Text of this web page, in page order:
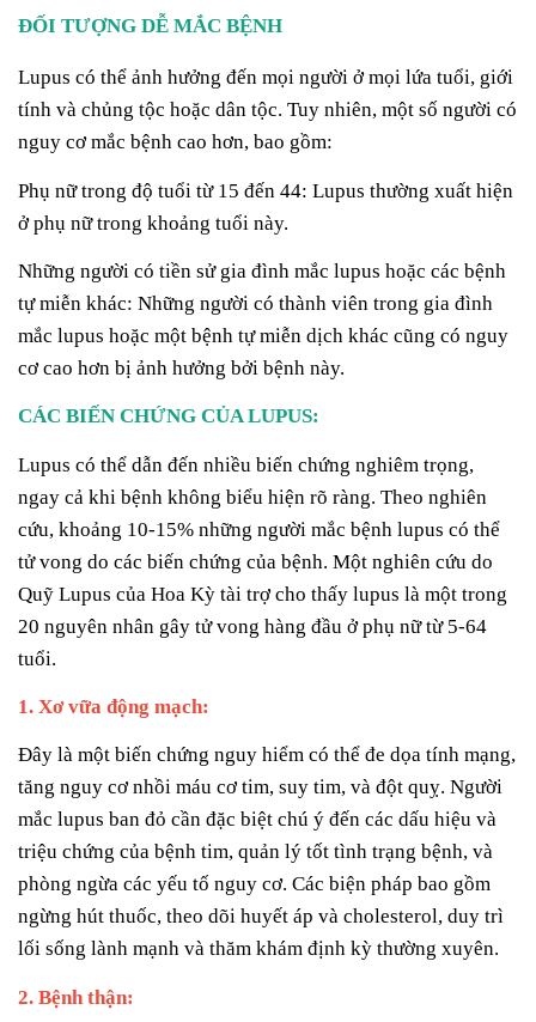
ĐỐI TƯỢNG DỄ MẮC BỆNH
Lupus có thể ảnh hưởng đến mọi người ở mọi lứa tuổi, giới
tính và chủng tộc hoặc dân tộc. Tuy nhiên, một số người có
nguy cơ mắc bệnh cao hơn, bao gồm:
Phụ nữ trong độ tuổi từ 15 đến 44: Lupus thường xuất hiện
ở phụ nữ trong khoảng tuổi này.
Những người có tiền sử gia đình mắc lupus hoặc các bệnh
tự miễn khác: Những người có thành viên trong gia đình
mắc lupus hoặc một bệnh tự miễn dịch khác cũng có nguy
cơ cao hơn bị ảnh hưởng bởi bệnh này.
CÁC BIẾN CHỨNG CỦA LUPUS:
Lupus có thể dẫn đến nhiều biến chứng nghiêm trọng,
ngay cả khi bệnh không biểu hiện rõ ràng. Theo nghiên
cứu, khoảng 10-15% những người mắc bệnh lupus có thể
tử vong do các biến chứng của bệnh. Một nghiên cứu do
Quỹ Lupus của Hoa Kỳ tài trợ cho thấy lupus là một trong
20 nguyên nhân gây tử vong hàng đầu ở phụ nữ từ 5-64
tuổi.
1. Xơ vữa động mạch:
Đây là một biến chứng nguy hiểm có thể đe dọa tính mạng,
tăng nguy cơ nhồi máu cơ tim, suy tim, và đột quỵ. Người
mắc lupus ban đỏ cần đặc biệt chú ý đến các dấu hiệu và
triệu chứng của bệnh tim, quản lý tốt tình trạng bệnh, và
phòng ngừa các yếu tố nguy cơ. Các biện pháp bao gồm
ngừng hút thuốc, theo dõi huyết áp và cholesterol, duy trì
lối sống lành mạnh và thăm khám định kỳ thường xuyên.
2. Bệnh thận: